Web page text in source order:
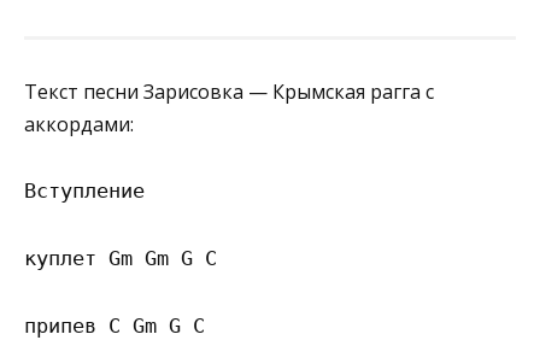
Текст песни Зарисовка — Крымская рагга с
аккордами:
Вступление
куплет Gm Gm G C
припев C Gm G C